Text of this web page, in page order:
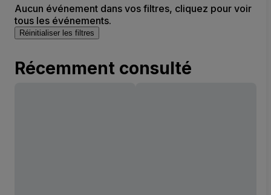
Aucun événement dans vos filtres, cliquez pour voir
tous les événements.
Réinitialiser les filtres
Récemment consulté